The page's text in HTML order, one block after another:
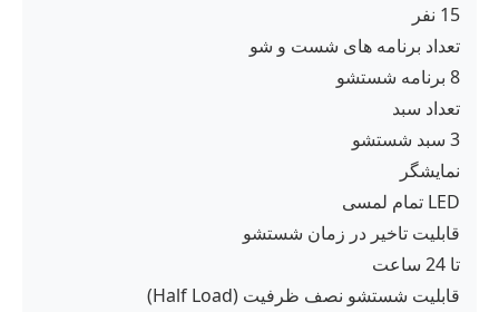
15 نفر
تعداد برنامه های شست و شو
8 برنامه شستشو
تعداد سبد
3 سبد شستشو
نمایشگر
LED تمام لمسی
قابلیت تاخیر در زمان شستشو
تا 24 ساعت
قابلیت شستشو نصف ظرفیت (Half Load)